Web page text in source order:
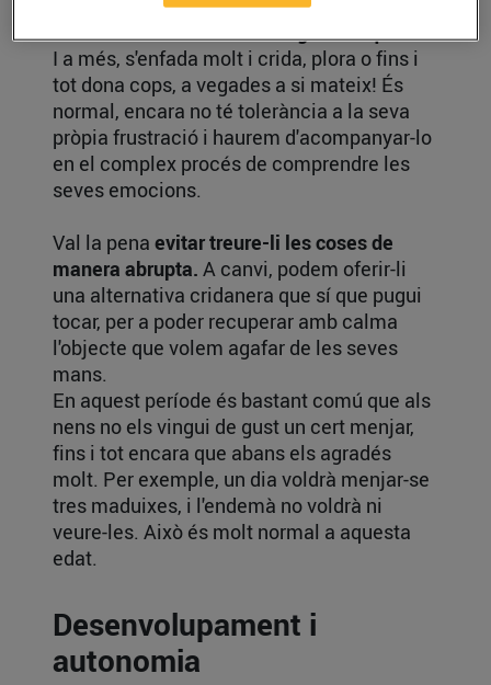
I a més, s'enfada molt i crida, plora o fins i
tot dona cops, a vegades a si mateix! És
normal, encara no té tolerància a la seva
pròpia frustració i haurem d'acompanyar-lo
en el complex procés de comprendre les
seves emocions.
Val la pena evitar treure-li les coses de
manera abrupta. A canvi, podem oferir-li
una alternativa cridanera que sí que pugui
tocar, per a poder recuperar amb calma
l'objecte que volem agafar de les seves
mans.
En aquest període és bastant comú que als
nens no els vingui de gust un cert menjar,
fins i tot encara que abans els agradés
molt. Per exemple, un dia voldrà menjar-se
tres maduixes, i l'endemà no voldrà ni
veure-les. Això és molt normal a aquesta
edat.
Desenvolupament i
autonomia